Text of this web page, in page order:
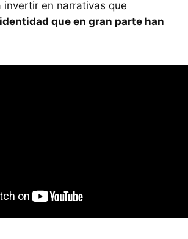
invertir en narrativas que
que en gran parte han